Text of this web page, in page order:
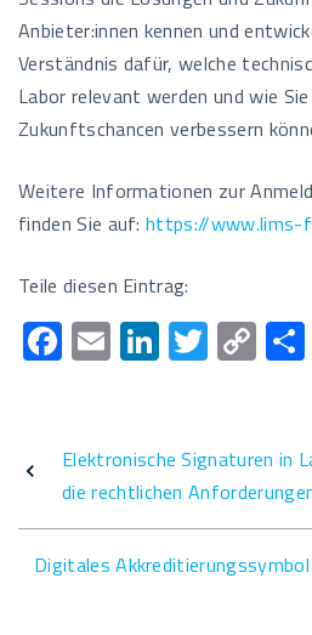
Anbieter:innen kennen und
Verständnis dafür, welche
Labor relevant werden und wie
Zukunftschancen verbessern
Weitere Informationen zur
finden Sie auf:https://www.lims-
Teile diesen Eintrag:
F
ac
b
o
o
k
E
m
Li
n
e
dI
n
T
wi
er
C
o
y
Li
n
k
Elektronische Signaturen in
die rechtlichen
Digitales